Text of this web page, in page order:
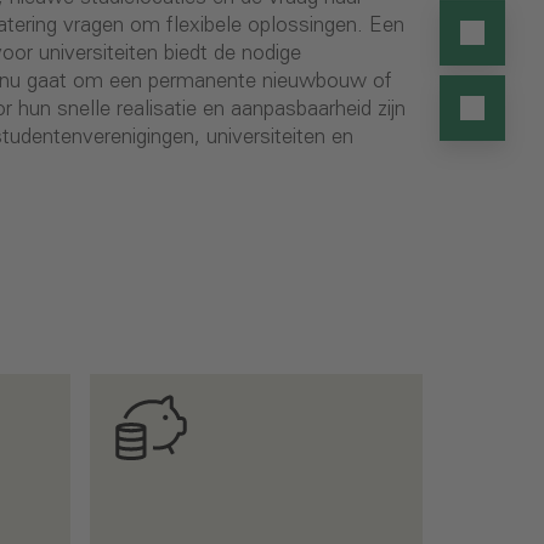
vragen om flexibele oplossingen. Een
universiteiten biedt de nodige
gaat om een permanente nieuwbouw of
hun snelle realisatie en aanpasbaarheid zijn
universiteiten en